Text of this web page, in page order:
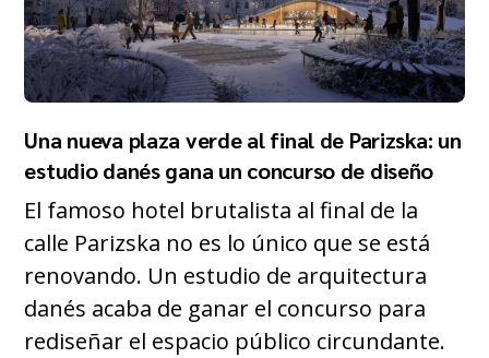
Una nueva plaza verde al final de Parizska: un
estudio danés gana un concurso de diseño
El famoso hotel brutalista al final de la
calle Parizska no es lo único que se está
renovando. Un estudio de arquitectura
danés acaba de ganar el concurso para
rediseñar el espacio público circundante.